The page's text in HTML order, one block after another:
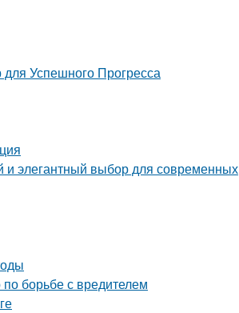
Успешного Прогресса
и элегантный выбор для современных
борьбе с вредителем